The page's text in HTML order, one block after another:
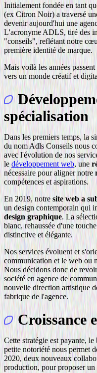
Initialement fondée en tant
(ex Citron Noir) a traversé
devenir aujourd'hui une
L'acronyme ADLS, tiré des
"conseils", reflétant notre
première identité de marque.
Mais voilà les années
vers un monde créatif et
spécialisation
Dans les premiers temps, la
du nom Adls Conseils nous
avec l'évolution de nos
le développement web, une
nécessaire pour aligner notre
compétences et aspirations.
En 2019, notre site web a
un design contemporain qui
design graphique. La
blanc, rehaussée d'une
distinctive et élégante.
Nos services évoluent et
communication et le web ou
Nous décidons donc de
société en agence de
nouvelle direction artistique
fabrique de l'agence.
Croissance
Cette stratégie est payante,
petite notoriété nous permet
2020, deux nouveaux
production, pour proposer